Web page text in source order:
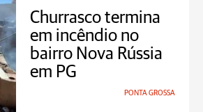
Churrasco termina
em incêndio no
bairro Nova Rússia
em PG
PONTA GROSSA